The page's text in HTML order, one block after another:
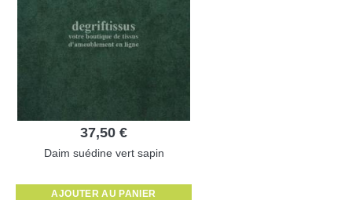
37,50 €
Daim suédine vert sapin
AJOUTER AU PANIER